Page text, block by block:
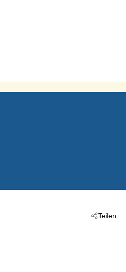
Teilen